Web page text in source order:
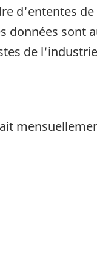
d'ententes
données sont
de